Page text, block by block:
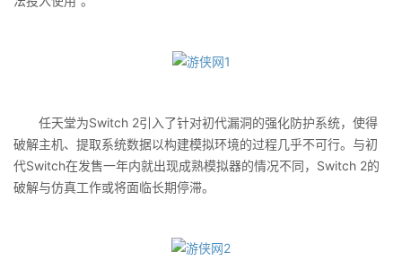
任天堂为Switch 2引入了针对初代漏洞的强化防护系统，使得
破解主机、提取系统数据以构建模拟环境的过程几乎不可行‌。与初
代Switch在发售一年内就出现成熟模拟器的情况不同，Switch 2的
破解与仿真工作或将面临长期停滞‌。